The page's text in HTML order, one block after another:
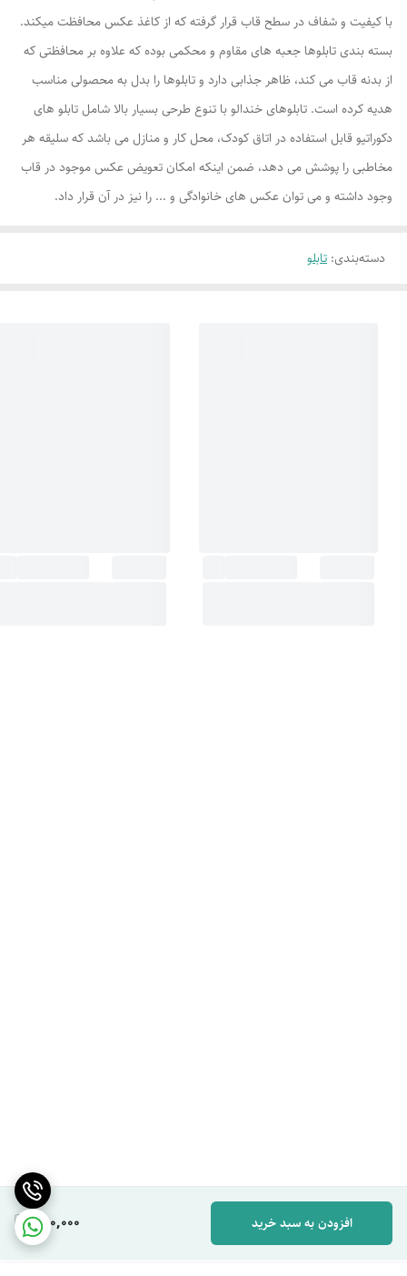
280,000 افزودن به سبد خرید
با کیفیت و شفاف در سطح قاب قرار گرفته که از کاغذ عکس محافظت میکند.
بسته بندی تابلوها جعبه های مقاوم و محکمی بوده که علاوه بر محافظتی که
از بدنه قاب می کند، ظاهر جذابی دارد و تابلوها را بدل به محصولی مناسب
هدیه کرده است. تابلوهای خندالو با تنوع طرحی بسیار بالا شامل تابلو های
دکوراتیو قابل استفاده در اتاق کودک، محل کار و منازل می باشد که سلیقه هر
مخاطبی را پوشش می دهد، ضمن اینکه امکان تعویض عکس موجود در قاب
وجود داشته و می توان عکس های خانوادگی و ... را نیز در آن قرار داد.
دسته‌بندی: تابلو